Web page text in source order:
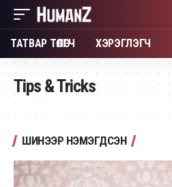
ТАТВАР ТӨЛӨГЧ ХЭРЭГЛЭГЧ
Tips & Tricks
ШИНЭЭР НЭМЭГДСЭН